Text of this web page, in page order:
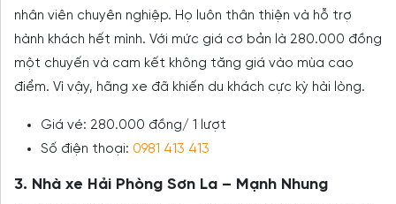
nhân viên chuyên nghiệp. Họ luôn thân thiện và hỗ trợ
hành khách hết mình. Với mức giá cơ bản là 280.000 đồng
một chuyến và cam kết không tăng giá vào mùa cao
điểm. Vì vậy, hãng xe đã khiến du khách cực kỳ hài lòng.
Giá vé: 280.000 đồng/ 1 lượt
Số điện thoại: 0981 413 413
3. Nhà xe Hải Phòng Sơn La – Mạnh Nhung